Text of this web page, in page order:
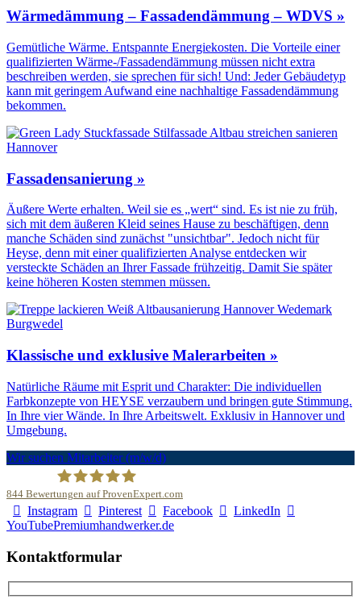
Wärmedämmung – Fassadendämmung – WDVS »
Gemütliche Wärme. Entspannte Energiekosten. Die Vorteile einer
qualifizierten Wärme-/Fassadendämmung müssen nicht extra
beschreiben werden, sie sprechen für sich! Und: Jeder Gebäudetyp
kann mit geringem Aufwand eine nachhaltige Fassadendämmung
bekommen.
Fassadensanierung »
Äußere Werte erhalten. Weil sie es „wert“ sind. Es ist nie zu früh,
sich mit dem äußeren Kleid seines Hause zu beschäftigen, denn
manche Schäden sind zunächst "unsichtbar". Jedoch nicht für
Heyse, denn mit einer qualifizierten Analyse entdecken wir
versteckte Schäden an Ihrer Fassade frühzeitig. Damit Sie später
keine höheren Kosten stemmen müssen.
Klassische und exklusive Malerarbeiten »
Natürliche Räume mit Esprit und Charakter: Die individuellen
Farbkonzepte von HEYSE verzaubern und bringen gute Stimmung.
In Ihre vier Wände. In Ihre Arbeitswelt. Exklusiv in Hannover und
Umgebung.
Wir suchen Mitarbeiter (m/w/d)
Malerfachbetrieb HEYSE GmbH & Co.KG
844 Bewertungen auf ProvenExpert.com
Instagram Pinterest Facebook
LinkedIn
YouTubePremiumhandwerker.de
Kontaktformular